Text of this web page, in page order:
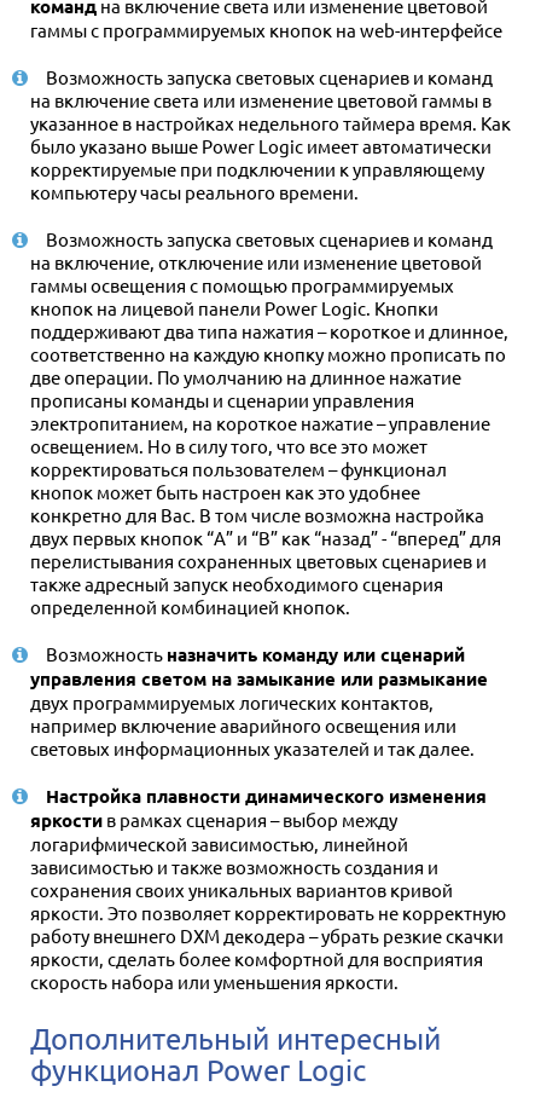
команд на включение света или изменение цветовой
гаммы с программируемых кнопок на web-интерфейсе
Возможность запуска световых сценариев и команд
на включение света или изменение цветовой гаммы в
указанное в настройках недельного таймера время. Как
было указано выше Power Logic имеет автоматически
корректируемые при подключении к управляющему
компьютеру часы реального времени.
Возможность запуска световых сценариев и команд
на включение, отключение или изменение цветовой
гаммы освещения с помощью программируемых
кнопок на лицевой панели Power Logic. Кнопки
поддерживают два типа нажатия – короткое и длинное,
соответственно на каждую кнопку можно прописать по
две операции. По умолчанию на длинное нажатие
прописаны команды и сценарии управления
электропитанием, на короткое нажатие – управление
освещением. Но в силу того, что все это может
корректироваться пользователем – функционал
кнопок может быть настроен как это удобнее
конкретно для Вас. В том числе возможна настройка
двух первых кнопок “А” и “B” как “назад” - “вперед” для
перелистывания сохраненных цветовых сценариев и
также адресный запуск необходимого сценария
определенной комбинацией кнопок.
Возможность назначить команду или сценарий
управления светом на замыкание или размыкание
двух программируемых логических контактов,
например включение аварийного освещения или
световых информационных указателей и так далее.
Настройка плавности динамического изменения
яркости в рамках сценария – выбор между
логарифмической зависимостью, линейной
зависимостью и также возможность создания и
сохранения своих уникальных вариантов кривой
яркости. Это позволяет корректировать не корректную
работу внешнего DXM декодера – убрать резкие скачки
яркости, сделать более комфортной для восприятия
скорость набора или уменьшения яркости.
Дополнительный интересный
функционал Power Logic